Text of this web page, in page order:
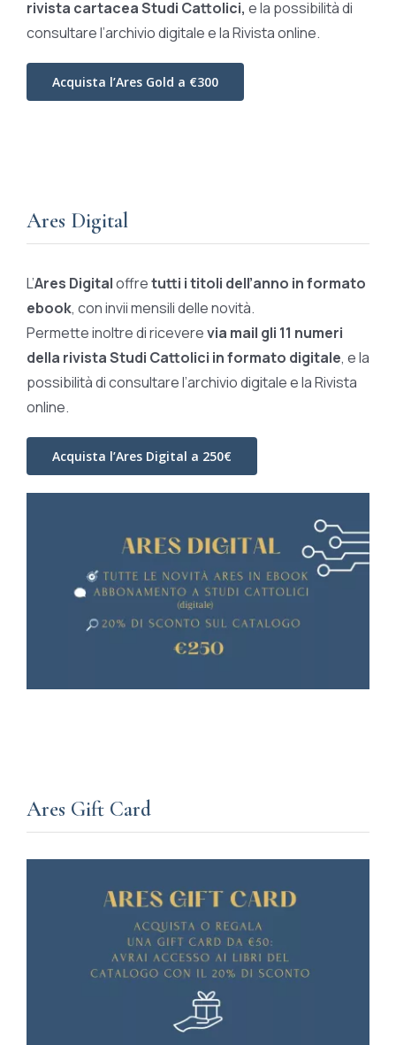
rivista cartacea Studi Cattolici, e la possibilità di
consultare l’archivio digitale e la Rivista online.
Acquista l’Ares Gold a €300
Ares Digital
L’Ares Digitaloffretutti i titoli dell’anno in formato
ebook, con invii mensili delle novità.
Permette inoltre di riceverevia mail gli 11 numeri
della rivista Studi Cattolici in formato digitale, e la
possibilità di consultare l’archivio digitale e la Rivista
online.
Acquista l’Ares Digital a 250€
Ares Gift Card